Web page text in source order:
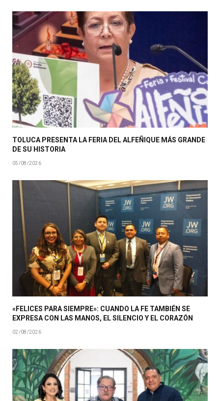
TOLUCA PRESENTA LA FERIA DEL ALFEÑIQUE MÁS GRANDE
DE SU HISTORIA
05/08/2026
«FELICES PARA SIEMPRE»: CUANDO LA FE TAMBIÉN SE
EXPRESA CON LAS MANOS, EL SILENCIO Y EL CORAZÓN
02/08/2026